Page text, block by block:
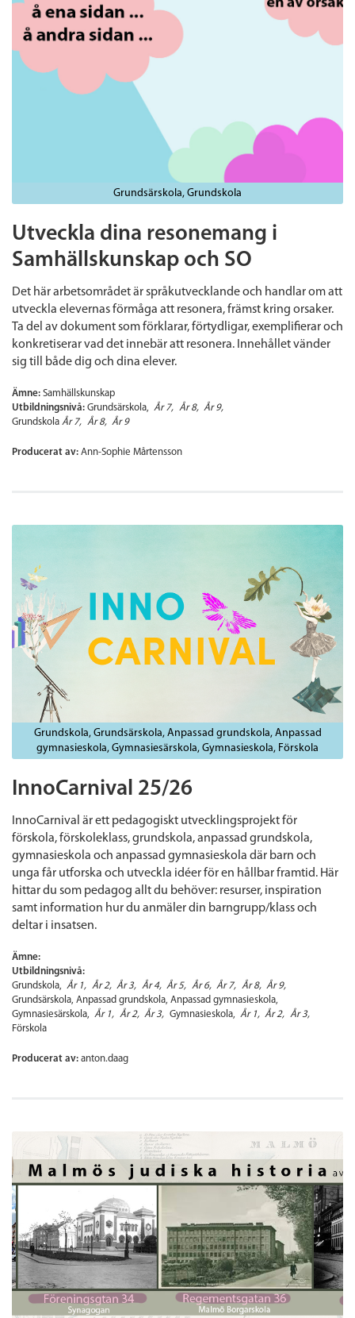
Grundsärskola Grundskola
Utveckla dina resonemang i
Samhällskunskap och SO
Det här arbetsområdet är språkutvecklande och handlar om att
utveckla elevernas förmåga att resonera, främst kring orsaker.
Ta del av dokument som förklarar, förtydligar, exemplifierar och
konkretiserar vad det innebär att resonera. Innehållet vänder
sig till både dig och dina elever.
Ämne: Samhällskunskap
Utbildningsnivå: Grundsärskola År 7 År 8
År 9
Grundskola År 7 År 8 År 9
Producerat av: Ann-Sophie Mårtensson
Grundskola Grundsärskola Anpassad grundskola Anpassad
gymnasieskola Gymnasiesärskola Gymnasieskola Förskola
InnoCarnival 25/26
InnoCarnival är ett pedagogiskt utvecklingsprojekt för
förskola, förskoleklass, grundskola, anpassad grundskola,
gymnasieskola och anpassad gymnasieskola där barn och
unga får utforska och utveckla idéer för en hållbar framtid. Här
hittar du som pedagog allt du behöver: resurser, inspiration
samt information hur du anmäler din barngrupp/klass och
deltar i insatsen.
Ämne:
Utbildningsnivå:
Grundskola
År 1 År 2 År 3 År 4 År 5 År 6 År 7 År 8
År 9
Grundsärskola Anpassad grundskola Anpassad gymnasieskola
Gymnasiesärskola
År 1 År 2 År 3 Gymnasieskola År 1 År 2
År 3
Förskola
Producerat av: anton.daag